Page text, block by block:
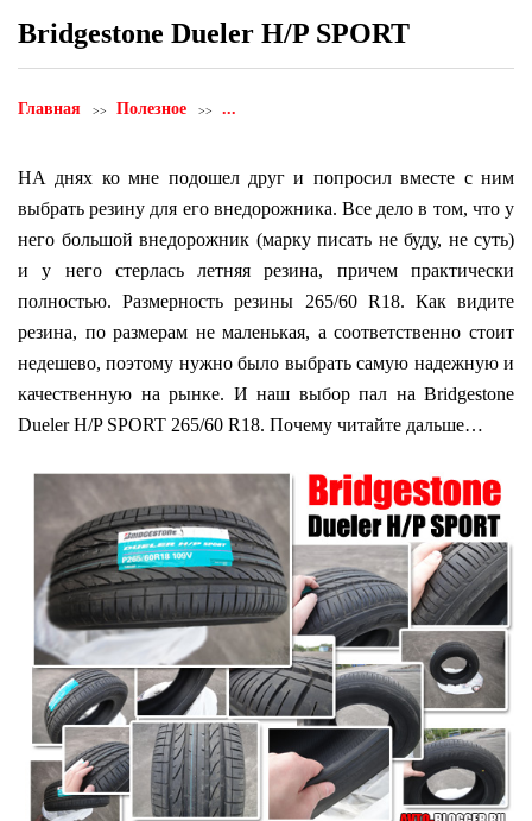
Bridgestone Dueler H/P SPORT
Главная Полезное ...
НА днях ко мне подошел друг и попросил вместе с ним
выбрать резину для его внедорожника. Все дело в том, что у
него большой внедорожник (марку писать не буду, не суть)
и у него стерлась летняя резина, причем практически
полностью. Размерность резины 265/60 R18. Как видите
резина, по размерам не маленькая, а соответственно стоит
недешево, поэтому нужно было выбрать самую надежную и
качественную на рынке. И наш выбор пал на Bridgestone
Dueler H/P SPORT 265/60 R18. Почему читайте дальше…